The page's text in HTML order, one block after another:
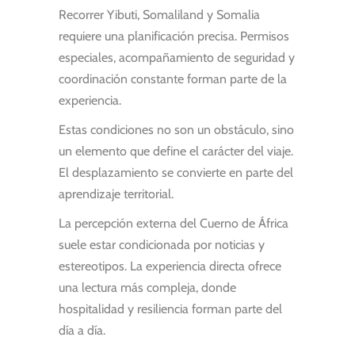
Recorrer Yibuti, Somaliland y Somalia
requiere una planificación precisa. Permisos
especiales, acompañamiento de seguridad y
coordinación constante forman parte de la
experiencia.
Estas condiciones no son un obstáculo, sino
un elemento que define el carácter del viaje.
El desplazamiento se convierte en parte del
aprendizaje territorial.
La percepción externa del Cuerno de África
suele estar condicionada por noticias y
estereotipos. La experiencia directa ofrece
una lectura más compleja, donde
hospitalidad y resiliencia forman parte del
día a día.